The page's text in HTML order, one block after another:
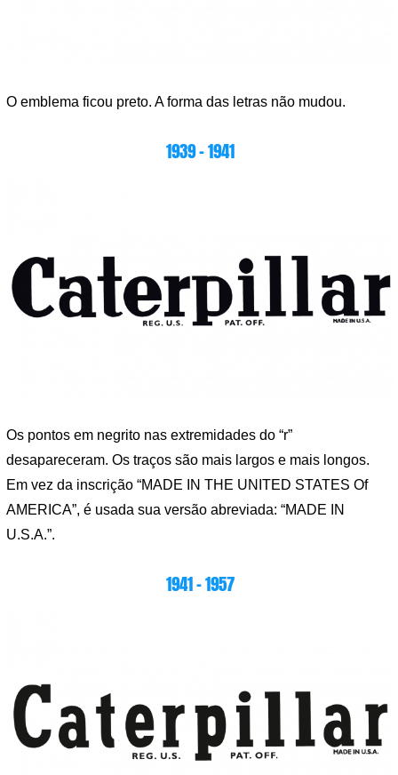
O emblema ficou preto. A forma das letras não mudou.
1939 – 1941
Os pontos em negrito nas extremidades do “r”
desapareceram. Os traços são mais largos e mais longos.
Em vez da inscrição “MADE IN THE UNITED STATES Of
AMERICA”, é usada sua versão abreviada: “MADE IN
U.S.A.”.
1941 – 1957